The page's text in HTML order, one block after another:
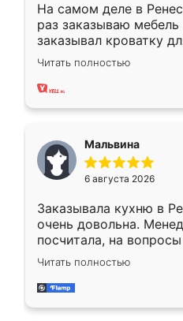
На самом деле в
раз заказываю
заказывал кроватку
ребёнка при его
заказал шкаф-купе. По
хорошее сборка
меньше, здесь же он
Мне нравится ,если
мебели буду
Читать полностью
Мальвина
6 августа 2026
Заказывала кухню в
очень довольна.
посчитала, на
Замерщик приехал в
делу со всей
за день, ребята
Читать полностью